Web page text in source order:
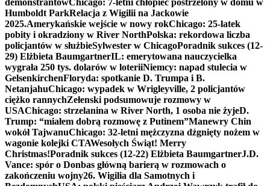
demonstrantówChicago: 7-letni chłopiec postrzelony w domu w
Humboldt ParkRelacja z Wigilii na Jackowie
2025.Amerykańskie wejście w nowy rokChicago: 25-latek
pobity i okradziony w River NorthPolska: rekordowa liczba
policjantów w służbieSylwester w ChicagoPoradnik sukces (12-
29) Elżbieta BaumgartnerIL: emerytowana nauczycielka
wygrała 250 tys. dolarów w loteriiNiemcy: napad stulecia w
GelsenkirchenFloryda: spotkanie D. Trumpa i B.
NetanjahuChicago: wypadek w Wrigleyville, 2 policjantów
ciężko rannychZełenski podsumowuje rozmowy w
USAChicago: strzelanina w River North, 1 osoba nie żyjeD.
Trump: “miałem dobrą rozmowę z Putinem”Manewry Chin
wokół TajwanuChicago: 32-letni mężczyzna dźgnięty nożem w
wagonie kolejki CTAWesołych Świąt! Merry
Christmas!Poradnik sukces (12-22) Elżbieta BaumgartnerJ.D.
Vance: spór o Donbas główną barierą w rozmowach o
zakończeniu wojny26. Wigilia dla Samotnych i